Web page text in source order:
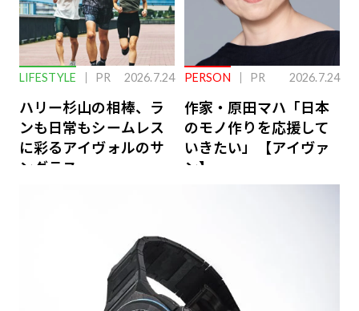
LIFESTYLE PR 2026.7.24
ハリー杉山の相棒、ラ
ンも日常もシームレス
に彩るアイヴォルのサ
ングラス
PERSON PR 2026.7.24
作家・原田マハ「日本
のモノ作りを応援して
いきたい」【アイヴァ
ン】